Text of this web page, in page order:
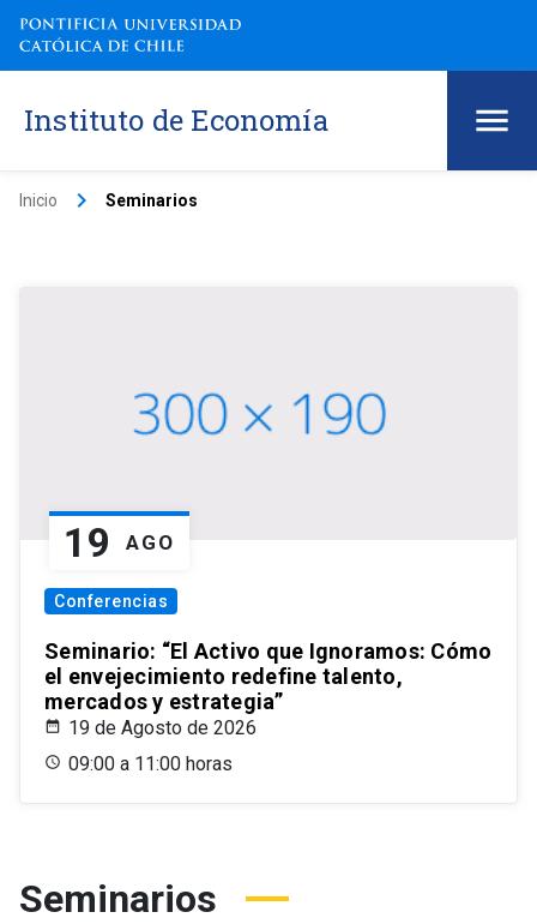
Instituto de Economía
Inicio keyboard_arrow_right Seminarios
19 AGO
Conferencias
Seminario: “El Activo que Ignoramos: Cómo
el envejecimiento redefine talento,
mercados y estrategia”
19 de Agosto de 2026
09:00 a 11:00 horas
Seminarios